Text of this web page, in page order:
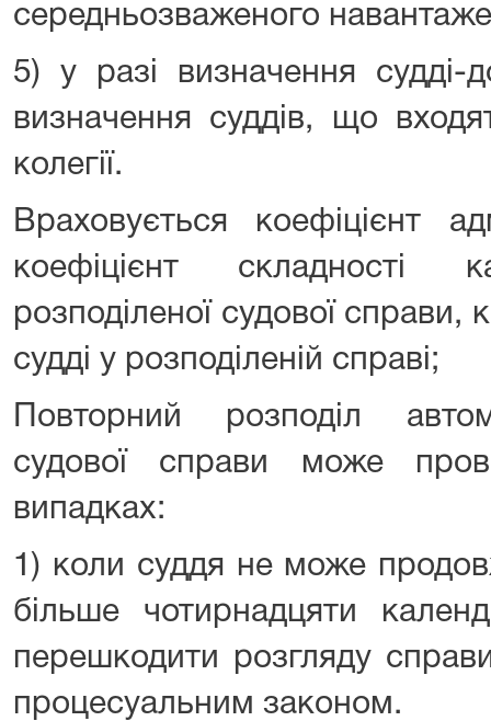
середньозваженого
5) у разі визначення судді-
визначення суддів, що
колегії.
Враховується коефіцієнт
коефіцієнт складності
розподіленої судової справи,
судді у розподіленій справі;
Повторний розподіл
судової справи може
випадках:
1) коли суддя не може
більше чотирнадцяти
перешкодити розгляду
процесуальним законом.